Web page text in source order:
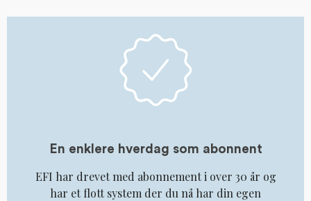
En enklere hverdag som abonnent
EFI har drevet med abonnement i over 30 år og
har et flott system der du nå har din egen